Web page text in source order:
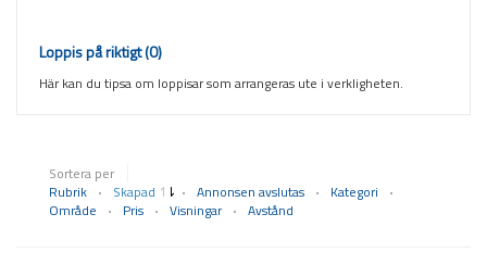
Loppis på riktigt(0)
Här kan du tipsa om loppisar som arrangeras ute i verkligheten.
Sortera per
Rubrik
Skapad Annonsen avslutas
Kategori
Område
Pris Visningar Avstånd